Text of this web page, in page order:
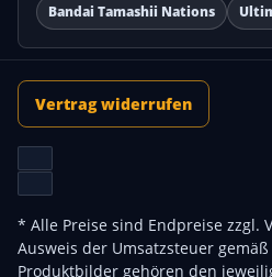
Bandai Tamashii Nations
Vertrag widerrufen
* Alle Preise sind Endpreise zzgl.
Ausweis der Umsatzsteuer
Produktbilder gehören den